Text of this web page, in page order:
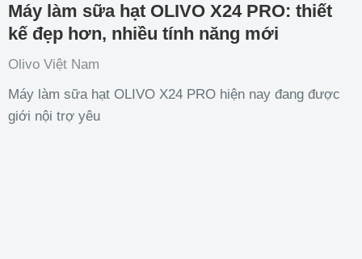
Máy làm sữa hạt OLIVO X24 PRO: thiết
kế đẹp hơn, nhiều tính năng mới
Olivo Việt Nam
Máy làm sữa hạt OLIVO X24 PRO hiện nay đang được
giới nội trợ yêu